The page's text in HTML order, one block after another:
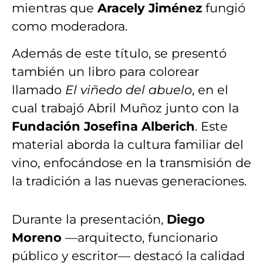
mientras que Aracely Jiménez fungió
como moderadora.
Además de este título, se presentó
también un libro para colorear
llamado El viñedo del abuelo, en el
cual trabajó Abril Muñoz junto con la
Fundación Josefina Alberich. Este
material aborda la cultura familiar del
vino, enfocándose en la transmisión de
la tradición a las nuevas generaciones.
Durante la presentación, Diego
Moreno —arquitecto, funcionario
público y escritor— destacó la calidad